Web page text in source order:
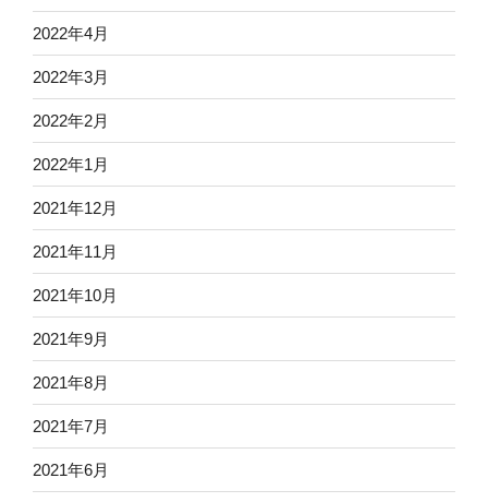
2022年4月
2022年3月
2022年2月
2022年1月
2021年12月
2021年11月
2021年10月
2021年9月
2021年8月
2021年7月
2021年6月